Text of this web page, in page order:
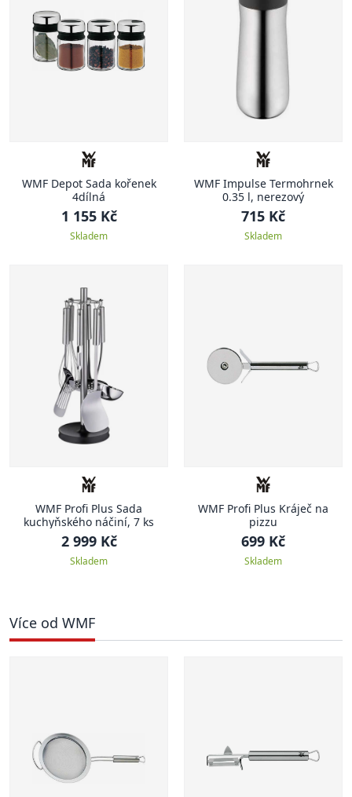
WMF Depot Sada kořenek
4dílná
1 155 Kč
Skladem
WMF Impulse Termohrnek
0.35 l, nerezový
715 Kč
Skladem
WMF Profi Plus Sada
kuchyňského náčiní, 7 ks
2 999 Kč
Skladem
WMF Profi Plus Kráječ na
pizzu
699 Kč
Skladem
Více od WMF